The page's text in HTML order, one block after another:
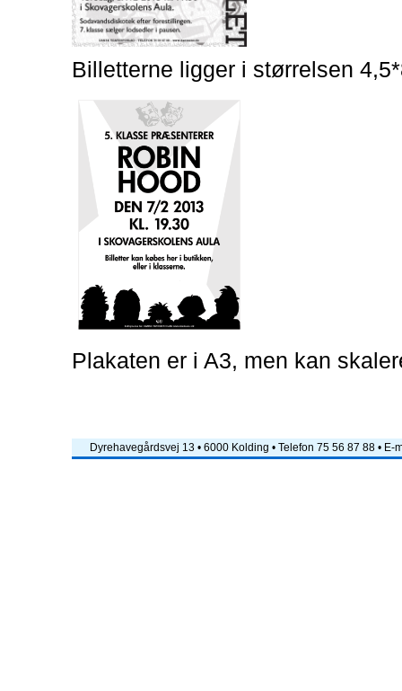
Billetterne ligger i størrelsen
Plakaten er i A3, men kan
Dyrehavegårdsvej 13 • 6000 Kolding • Telefon 75 56 87 88 • E-